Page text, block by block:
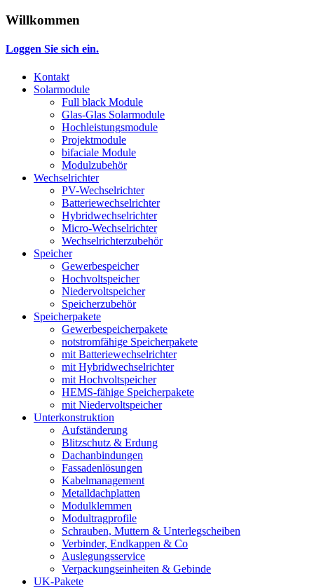
Willkommen
Loggen Sie sich ein.
Kontakt
Solarmodule
Full black Module
Glas-Glas Solarmodule
Hochleistungsmodule
Projektmodule
bifaciale Module
Modulzubehör
Wechselrichter
PV-Wechselrichter
Batteriewechselrichter
Hybridwechselrichter
Micro-Wechselrichter
Wechselrichterzubehör
Speicher
Gewerbespeicher
Hochvoltspeicher
Niedervoltspeicher
Speicherzubehör
Speicherpakete
Gewerbespeicherpakete
notstromfähige Speicherpakete
mit Batteriewechselrichter
mit Hybridwechselrichter
mit Hochvoltspeicher
HEMS-fähige Speicherpakete
mit Niedervoltspeicher
Unterkonstruktion
Aufständerung
Blitzschutz & Erdung
Dachanbindungen
Fassadenlösungen
Kabelmanagement
Metalldachplatten
Modulklemmen
Modultragprofile
Schrauben, Muttern & Unterlegscheiben
Verbinder, Endkappen & Co
Auslegungsservice
Verpackungseinheiten & Gebinde
UK-Pakete